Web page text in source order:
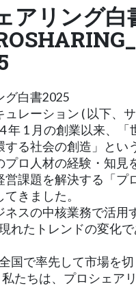
アリング白
グ白書2025
レーション ( 以下、
年 1 月の創業以来、「
する社会の創造」とい
プロ人材の経験・知見
営課題を解決する「プ
きました。
ネスの中核業務で活用
れたトレンドの変化
国で率先して市場を
たちは、プロシェア